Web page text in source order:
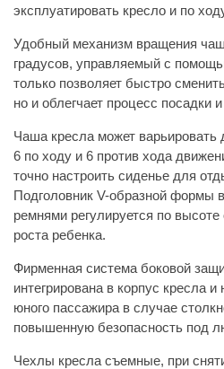
эксплуатировать кресло и по
Удобный механизм вращения
градусов, управляемый с
только позволяет быстро
но и облегчает процесс
Чаша кресла может варьировать
6 по ходу и 6 против хода
точно настроить сиденье для
Подголовник V-образной формы
ремнями регулируется по
роста ребенка.
Фирменная система боковой
интегрирована в корпус кресла
юного пассажира в случае
повышенную безопасность под
Чехлы кресла съемные, при